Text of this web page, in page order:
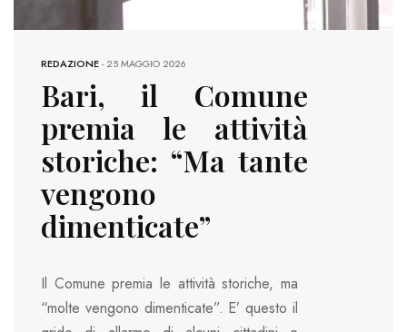
REDAZIONE-25 MAGGIO 2026
Bari, il Comune
premia le attività
storiche: “Ma tante
vengono
dimenticate”
Il Comune premia le attività storiche, ma
“molte vengono dimenticate”. E’ questo il